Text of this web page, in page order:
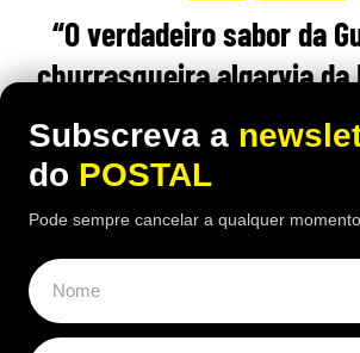
“O verdadeiro sabor da
churrasqueira algarvia da
pode comer “excelente
por 6,50€
Há uma paragem na Nacional
receitas mais conhecidas de
Algarve continuam a chamar
verão
Subscreva a
do POSTAL
Pode sempre cancelar a qualquer momento